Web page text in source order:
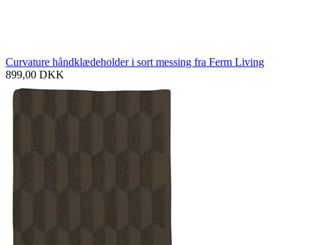
Curvature håndklædeholder i sort messing fra Ferm Living
899,00 DKK